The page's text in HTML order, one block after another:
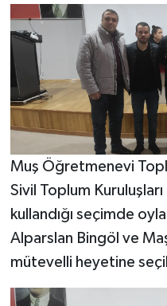
Muş Öğretmenevi
Sivil Toplum
kullandığı seçimde
Alparslan Bingöl ve
mütevelli heyetine
Korkut
Bulanık
Malazgirt
Varto